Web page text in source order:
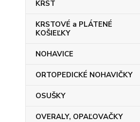
KRST
KRSTOVÉ a PLÁTENÉ
KOŠIEĽKY
NOHAVICE
ORTOPEDICKÉ NOHAVIČKY
OSUŠKY
OVERALY, OPAĽOVAČKY